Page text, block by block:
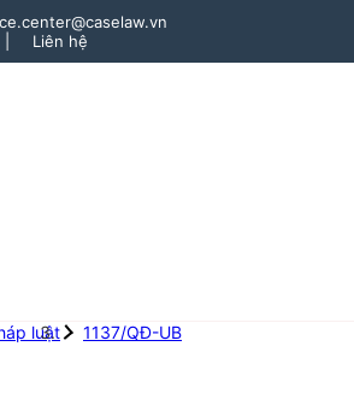
Liên hệ
luật 1137/QĐ-UB